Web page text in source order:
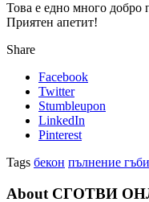
Това е едно много добро
Приятен апетит!
Share
Facebook
Twitter
Stumbleupon
LinkedIn
Pinterest
Tags бекон пълнение гъби
About СГОТВИ